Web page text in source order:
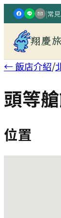
|常
翔慶
← 飯店介紹/
頭等
位置